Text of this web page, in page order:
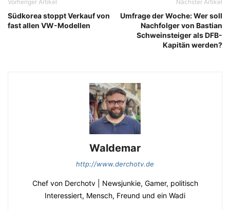
Vorheriger Artikel
Südkorea stoppt Verkauf von
fast allen VW-Modellen
Nächster Artikel
Umfrage der Woche: Wer soll
Nachfolger von Bastian
Schweinsteiger als DFB-
Kapitän werden?
Waldemar
http://www.derchotv.de
Chef von Derchotv | Newsjunkie, Gamer, politisch
Interessiert, Mensch, Freund und ein Wadi